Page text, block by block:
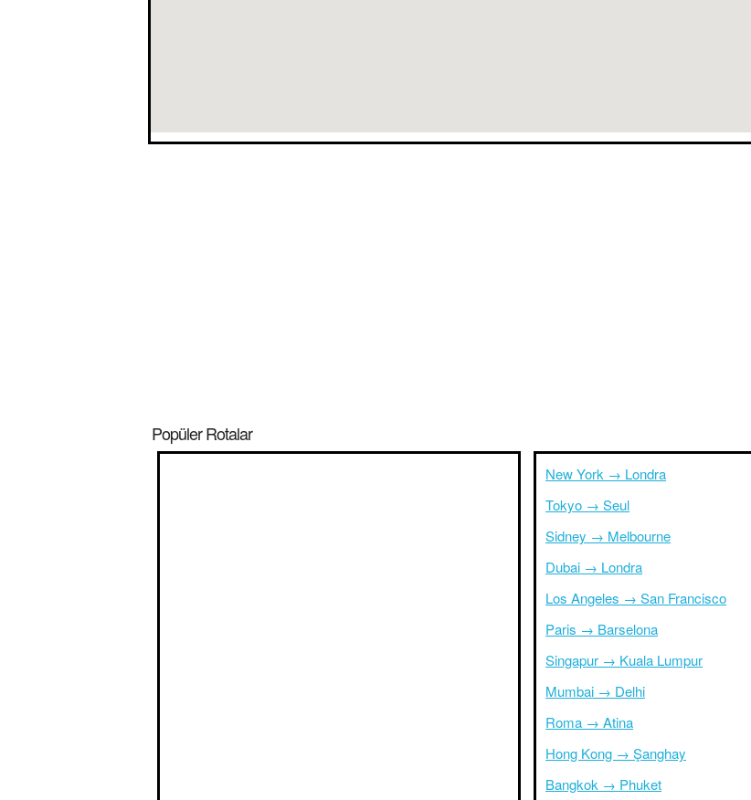
Popüler Rotalar
New York → Londra
Tokyo → Seul
Sidney → Melbourne
Dubai → Londra
Los Angeles → San Francisco
Paris → Barselona
Singapur → Kuala Lumpur
Mumbai → Delhi
Roma → Atina
Hong Kong → Şanghay
Bangkok → Phuket